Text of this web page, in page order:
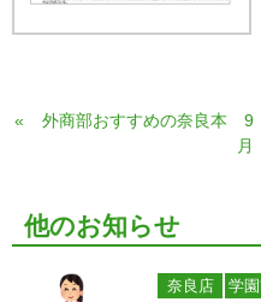
«
外商部おすすめの奈良本 9
月
他のお知らせ
奈良店 学